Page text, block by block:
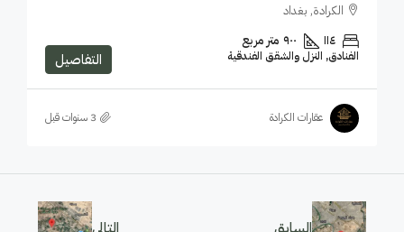
الكرادة, بغداد
١١٤ ٩٠٠ متر مربع
الفنادق, النزل والشقق الفندقية التفاصيل
عقارات الكرادة